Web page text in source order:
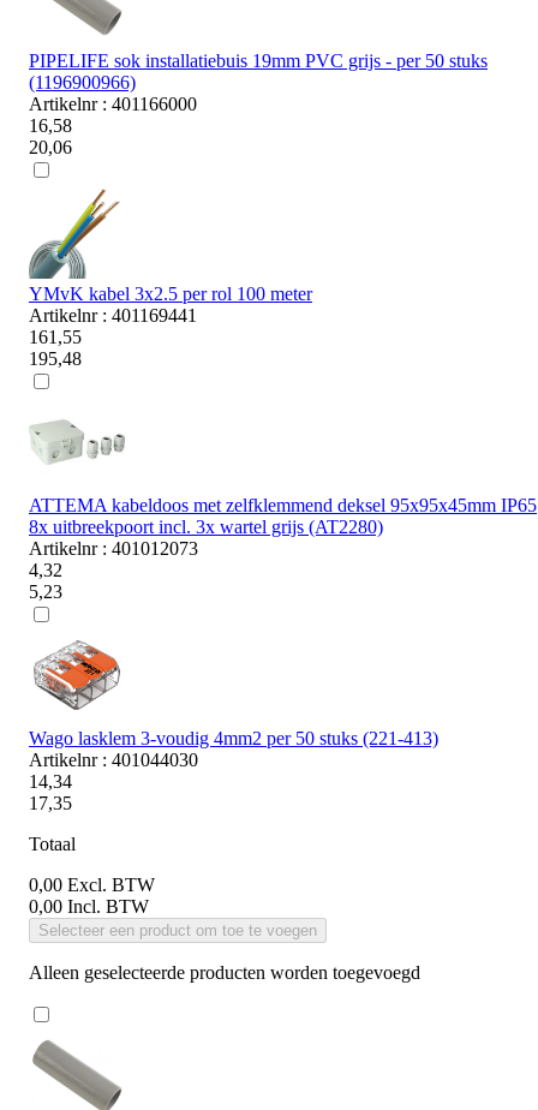
PIPELIFE sok installatiebuis 19mm PVC grijs - per 50 stuks
(1196900966)
Artikelnr : 401166000
16,58
20,06
YMvK kabel 3x2.5 per rol 100 meter
Artikelnr : 401169441
161,55
195,48
ATTEMA kabeldoos met zelfklemmend deksel 95x95x45mm IP65
8x uitbreekpoort incl. 3x wartel grijs (AT2280)
Artikelnr : 401012073
4,32
5,23
Wago lasklem 3-voudig 4mm2 per 50 stuks (221-413)
Artikelnr : 401044030
14,34
17,35
Totaal
0,00 Excl. BTW
0,00 Incl. BTW
Selecteer een product om toe te voegen
Alleen geselecteerde producten worden toegevoegd